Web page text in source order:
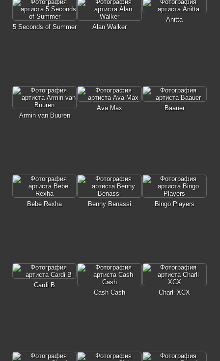
5 Seconds of Summer Alan Walker
Anitta
Armin van Buuren
Ava Max Baauer
Bebe Rexha Benny Benassi Bingo Players
Cardi B
Cash Cash
Charli XCX